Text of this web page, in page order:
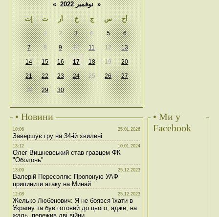
« نوفمبر 2022 »
إث
ث أر خ ج س أح
1 2 3 4 5 6
7 8 9 10 11 12 13
14 15 16 17 18 19 20
21 22 23 24 25 26 27
28 29 30
• Новини
10:06 25.01.2026
Завершує гру на 34-ій хвилині
13:12 10.01.2024
Олег Вишневський став гравцем ФК
"Оболонь"
13:09 25.12.2023
Валерій Пересоляк: Пропоную УАФ
припинити атаку на Минай
12:08 25.12.2023
Желько Любенович: Я не боявся їхати в
Україну та був готовий до цього, адже, на
жаль, пережив дві війни
• Ми у
Facebook